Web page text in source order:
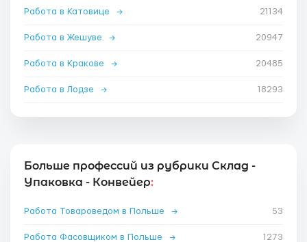
Работа в Катовице → 21134
Работа в Жешуве → 20947
Работа в Кракове → 20485
Работа в Лодзе → 18293
Больше профессий из рубрики Склад -
Упаковка - Конвейер:
Работа Товароведом в Польше → 53
Работа Фасовщиком в Польше → 1273